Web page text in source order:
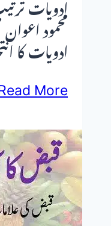
ادویات
محمود
ادویات کا
More